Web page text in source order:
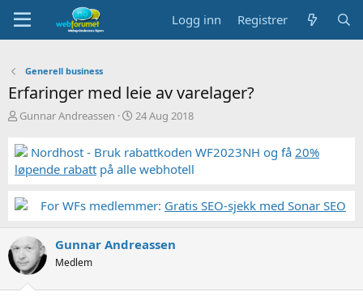
Logg inn Registrer
Generell business
Erfaringer med leie av varelager?
T
å
d
s
a
e
r
Gunnar Andreassen
S
r
t
a
24 Aug 2018
Nordhost - Bruk rabattkoden WF2023NH og få 20%
løpende rabatt på alle webhotell
For WFs medlemmer: Gratis SEO-sjekk med Sonar SEO
Gunnar Andreassen
Medlem